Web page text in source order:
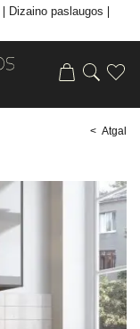
Dizaino paslaugos
< Atgal